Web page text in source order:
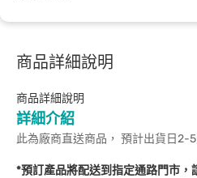
商品詳細說明
商品詳細說明
詳細介紹
此為廠商直送商品， 預計出貨日2-
*預訂產品將配送到指定通路門市，